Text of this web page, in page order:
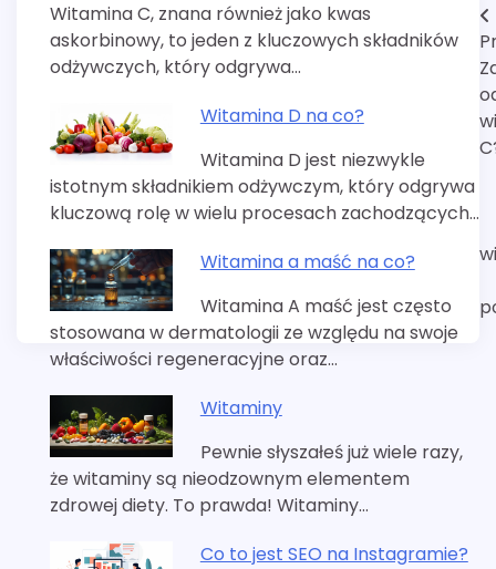
Witamina C, znana również jako kwas
askorbinowy, to jeden z kluczowych składników
odżywczych, który odgrywa…
Witamina D na co?
Witamina D jest niezwykle
istotnym składnikiem odżywczym, który odgrywa
kluczową rolę w wielu procesach zachodzących…
Witamina a maść na co?
Witamina A maść jest często
stosowana w dermatologii ze względu na swoje
właściwości regeneracyjne oraz…
Witaminy
Pewnie słyszałeś już wiele razy,
że witaminy są nieodzownym elementem
zdrowej diety. To prawda! Witaminy…
Co to jest SEO na Instagramie?
Nawigacja
wpisu